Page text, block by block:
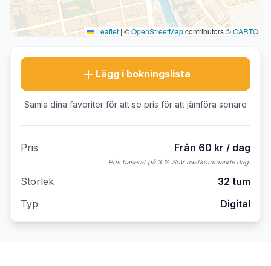
Leaflet | ©OpenStreetMapcontributors ©CARTO
Lägg i bokningslista
Samla dina favoriter för att se pris för att jämföra senare
Pris Från 60 kr / dag
Pris baserat på 3 % SoV nästkommande dag.
Storlek
32 tum
Typ
Digital